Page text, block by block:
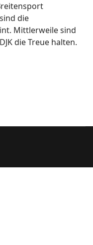
die
Mittlerweile sind
die Treue halten.